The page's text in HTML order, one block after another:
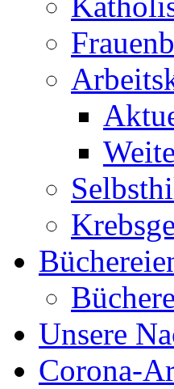
Unsere
Corona-